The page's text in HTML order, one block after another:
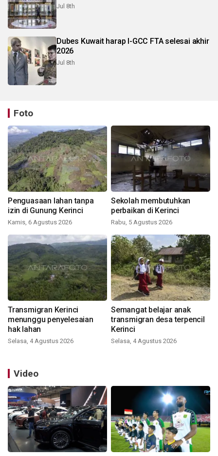
Jul 8th
Dubes Kuwait harap I-GCC FTA selesai akhir
2026
Jul 8th
Foto
Penguasaan lahan tanpa
izin di Gunung Kerinci
Kamis, 6 Agustus 2026
Sekolah membutuhkan
perbaikan di Kerinci
Rabu, 5 Agustus 2026
Transmigran Kerinci
menunggu penyelesaian
hak lahan
Selasa, 4 Agustus 2026
Semangat belajar anak
transmigran desa terpencil
Kerinci
Selasa, 4 Agustus 2026
Video